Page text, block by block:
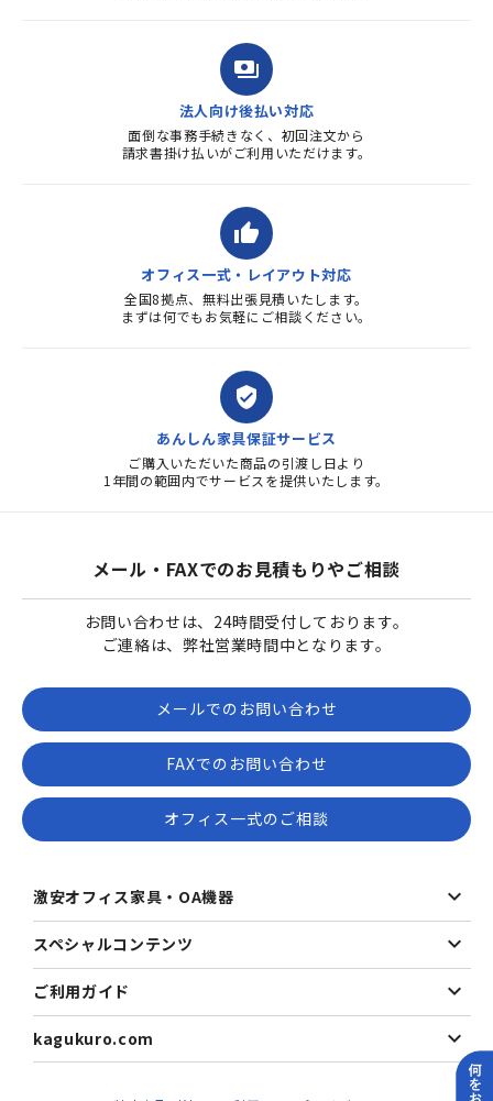
payments
法人向け後払い対応
面倒な事務手続きなく、初回注文から
請求書掛け払いがご利用いただけます。
thumb_up
オフィス一式・レイアウト対応
全国8拠点、無料出張見積いたします。
まずは何でもお気軽にご相談ください。
verified_user
あんしん家具保証サービス
ご購入いただいた商品の引渡し日より
1年間の範囲内でサービスを提供いたします。
メール・FAXでのお見積もりやご相談
お問い合わせは、24時間受付しております。
ご連絡は、弊社営業時間中となります。
メールでのお問い合わせ
FAXでのお問い合わせ
オフィス一式のご相談
激安オフィス家具・OA機器
スペシャルコンテンツ
ご利用ガイド
kagukuro.com